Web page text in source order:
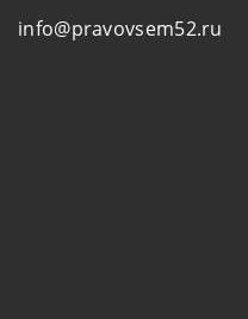
info@pravovsem52.ru